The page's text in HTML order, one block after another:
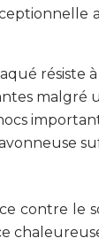
résiste
malgré
contre le